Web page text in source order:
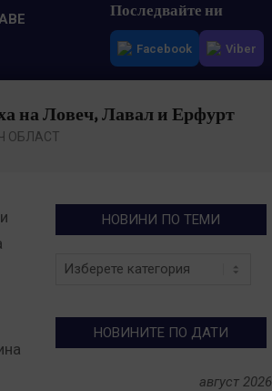
Последвайте ни
Facebook Viber
на Ловеч, Лавал и Ерфурт
ОБЛАСТ
НОВИНИ ПО ТЕМИ
Новини
НОВИНИТЕ ПО ДАТИ
август 2026